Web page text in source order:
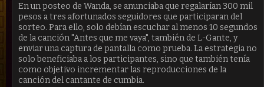
En un posteo de Wanda, se anunciaba que regalarían 300 mil
pesos a tres afortunados seguidores que participaran del
sorteo. Para ello, solo debían escuchar al menos 10 segundos
de la canción "Antes que me vaya", también de L-Gante, y
enviar una captura de pantalla como prueba. La estrategia no
solo beneficiaba a los participantes, sino que también tenía
como objetivo incrementar las reproducciones de la
canción del cantante de cumbia.